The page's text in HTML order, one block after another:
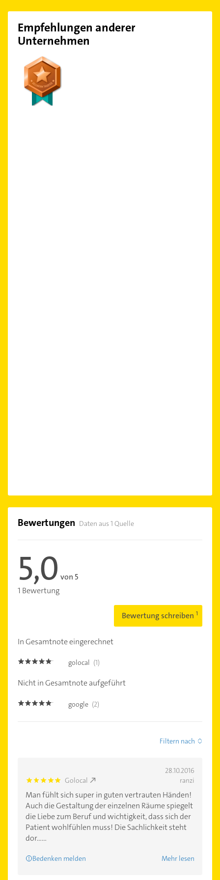
Empfehlungen anderer
Unternehmen
Bewertungen Daten aus 1 Quelle
5,0 von 5
1 Bewertung
Bewertung schreiben
In Gesamtnote eingerechnet
5.0 golocal (1)
Nicht in Gesamtnote aufgeführt
5.0 google (2)
Filtern nach
28.10.2016
5.0 Golocal ranzi
Man fühlt sich super in guten vertrauten Händen!
Auch die Gestaltung der einzelnen Räume spiegelt
die Liebe zum Beruf und wichtigkeit, dass sich der
Patient wohlfühlen muss! Die Sachlichkeit steht
dor......
Bedenken melden Mehr lesen